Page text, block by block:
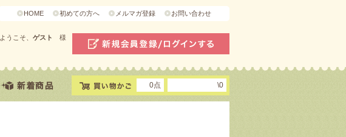
HOME 初めての方へ メルマガ登録 お問い合わせ
ようこそ、 ゲスト 様
0点 \0